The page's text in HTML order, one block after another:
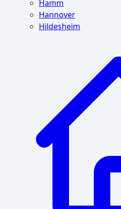
Hamm
Hannover
Hildesheim